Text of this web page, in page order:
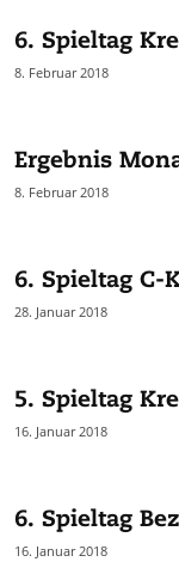
6. Spieltag
8. Februar 2018
Ergebnis
8. Februar 2018
6. Spieltag C-
28. Januar 2018
5. Spieltag
16. Januar 2018
6. Spieltag
16. Januar 2018